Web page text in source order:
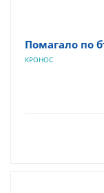
Помагало по
КРОНОС